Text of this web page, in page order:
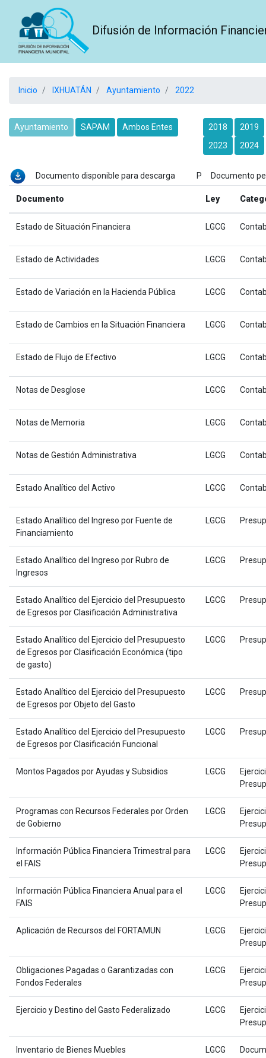
Difusión de Información
Inicio IXHUATÁN Ayuntamiento 2022
Ayuntamiento SAPAM Ambos Entes 2018
2019
2023
2024
Documento disponible para descarga P Documento
Documento Ley
Estado de Situación Financiera LGCG
Estado de Actividades LGCG
Estado de Variación en la Hacienda Pública LGCG
Estado de Cambios en la Situación Financiera LGCG
Estado de Flujo de Efectivo LGCG
Notas de Desglose LGCG
Notas de Memoria LGCG
Notas de Gestión Administrativa LGCG
Estado Analítico del Activo LGCG
Estado Analítico del Ingreso por Fuente de
Financiamiento
LGCG
Estado Analítico del Ingreso por Rubro de
Ingresos
LGCG
Estado Analítico del Ejercicio del Presupuesto
de Egresos por Clasificación Administrativa
LGCG
Estado Analítico del Ejercicio del Presupuesto
de Egresos por Clasificación Económica (tipo
de gasto)
LGCG
Estado Analítico del Ejercicio del Presupuesto
de Egresos por Objeto del Gasto
LGCG
Estado Analítico del Ejercicio del Presupuesto
de Egresos por Clasificación Funcional
LGCG
Montos Pagados por Ayudas y Subsidios LGCG
Programas con Recursos Federales por Orden
de Gobierno
LGCG
Información Pública Financiera Trimestral para
el FAIS
LGCG
Información Pública Financiera Anual para el
FAIS
LGCG
Aplicación de Recursos del FORTAMUN LGCG
Obligaciones Pagadas o Garantizadas con
Fondos Federales
LGCG
Ejercicio y Destino del Gasto Federalizado LGCG
Inventario de Bienes Muebles LGCG